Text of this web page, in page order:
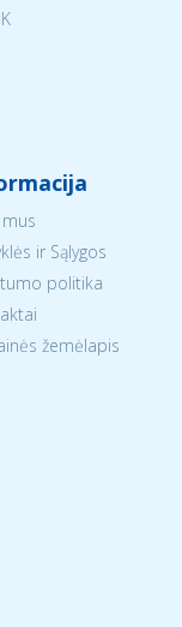
ir Sąlygos
politika
žemėlapis